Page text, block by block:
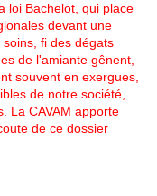
loi Bachelot, qui place
devant une
fi des dégats
de l'amiante gênent,
souvent en exergues,
de notre société,
La CAVAM apporte
de ce dossier